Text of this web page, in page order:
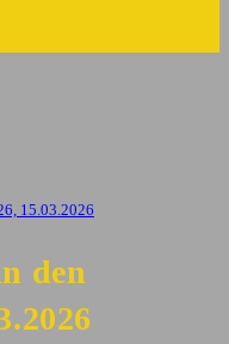
15.03.2026
den